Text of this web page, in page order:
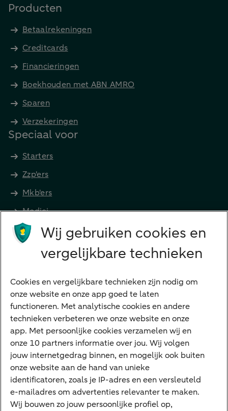
Producten
Betaalrekeningen
Creditcards
Financieringen
Boekhouden met ABN AMRO
Sparen
Verzekeringen
Speciaal voor
Starters
Zzp'ers
Mkb'ers
Medici
Advocaten en notarissen
Diensten
VraagHugo
Corporate Finance
Tikkie zakelijk
Cyber Veilig & Zeker
Private Banking
Interessant
Wij gebruiken cookies en
vergelijkbare technieken
Cookies en vergelijkbare technieken zijn nodig om
onze website en onze app goed te laten
functioneren. Met analytische cookies en andere
technieken verbeteren we onze website en onze
app. Met persoonlijke cookies verzamelen wij en
onze 10 partners informatie over jou. Wij volgen
jouw internetgedrag binnen, en mogelijk ook buiten
onze website aan de hand van unieke
identificatoren, zoals je IP-adres en een versleuteld
e-mailadres om advertenties relevanter te maken.
Wij bouwen zo jouw persoonlijke profiel op,